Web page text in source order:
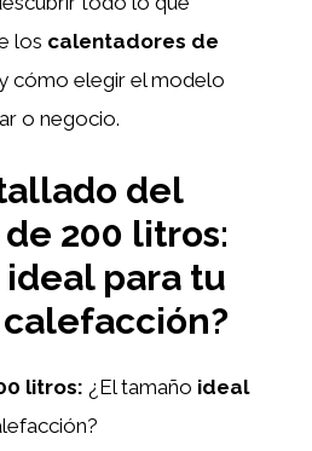
los calentadores de
cómo elegir el modelo
o negocio.
del
200 litros:
ideal para tu
litros: ¿El tamaño ideal